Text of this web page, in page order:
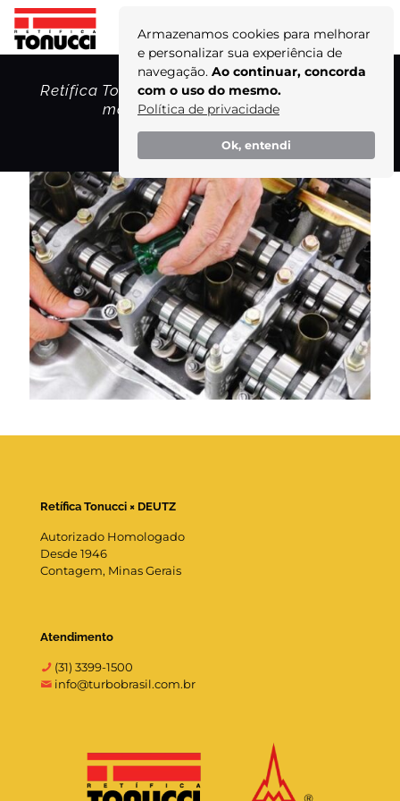
Armazenamos cookies para melhorar
e personalizar sua experiência de
navegação. Ao continuar, concorda
com o uso do mesmo.
Política de privacidade
Ok, entendi
Retífica Tonucci: excelência em retífica de
motores para o Mercosul!
Home
Retífica Tonucci × DEUTZ
Autorizado Homologado
Desde 1946
Contagem, Minas Gerais
Atendimento
(31) 3399-1500
info@turbobrasil.com.br